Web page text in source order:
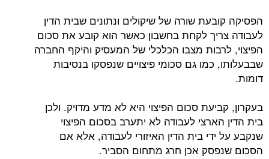
הפסיקה קובעת שורה של שיקולים ונתונים שבית הדין
לעבודה צריך לקחת בחשבון כאשר הוא קובע את סכום
הפיצוי, לרבות מצבו הכלכלי של המעסיק והיקף החברה
שבבעלותו, כמו גם סכומי פיצויים שנפסקו בנסיבות
דומות.
בעקרון, קביעת סכום הפיצוי היא לא מדע מדויק. ולכן
בית הדין הארצי לעבודה לא יתערב בסכום הפיצוי
שנקבע על ידי בית הדין האיזורי לעבודה, אלא אם
הסכום שנפסק אכן חרג מתחום הסביר.